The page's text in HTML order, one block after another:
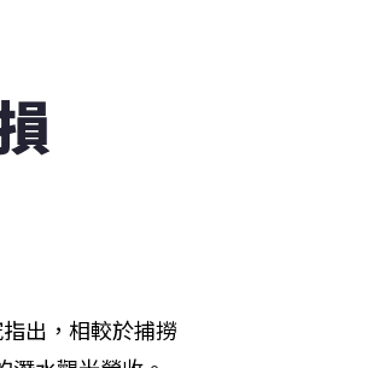
出，相較於捕撈